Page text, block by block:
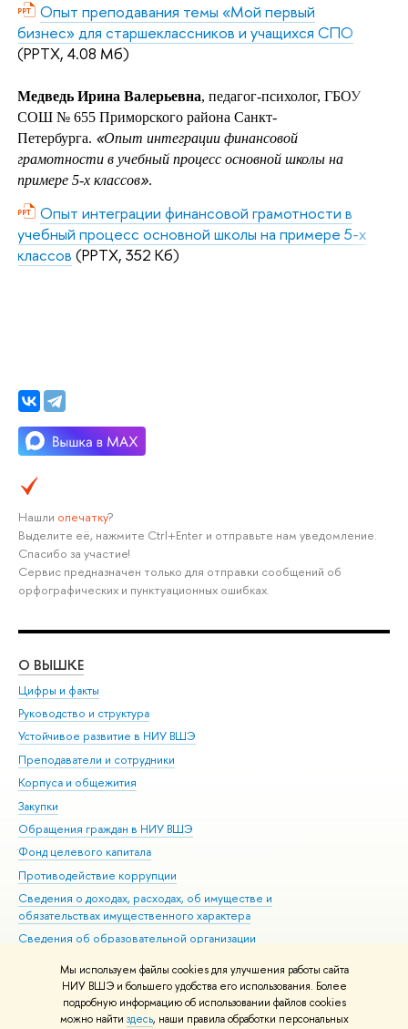
Мы используем файлы cookies для улучшения работы сайта
НИУ ВШЭ и большего удобства его использования. Более
подробную информацию об использовании файлов cookies
можно найти здесь, наши правила обработки персональных
Опыт преподавания темы «Мой первый
бизнес» для старшеклассников и учащихся СПО
(PPTX, 4.08 Мб)
Медведь Ирина Валерьевна, педагог-психолог, ГБОУ
СОШ № 655 Приморского района Санкт-
Петербурга. «Опыт интеграции финансовой
грамотности в учебный процесс основной школы на
примере 5-х классов».
Опыт интеграции финансовой грамотности в
учебный процесс основной школы на примере 5-х
классов (PPTX, 352 Кб)
Нашли опечатку?
Выделите её, нажмите Ctrl+Enter и отправьте нам уведомление.
Спасибо за участие!
Сервис предназначен только для отправки сообщений об
орфографических и пунктуационных ошибках.
О ВЫШКЕ
Цифры и факты
Руководство и структура
Устойчивое развитие в НИУ ВШЭ
Преподаватели и сотрудники
Корпуса и общежития
Закупки
Обращения граждан в НИУ ВШЭ
Фонд целевого капитала
Противодействие коррупции
Сведения о доходах, расходах, об имуществе и
обязательствах имущественного характера
Сведения об образовательной организации
Людям с ограниченными возможностями здоровья
Единая платежная страница
Работа в Вышке